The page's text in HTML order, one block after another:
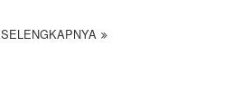
SELENGKAPNYA